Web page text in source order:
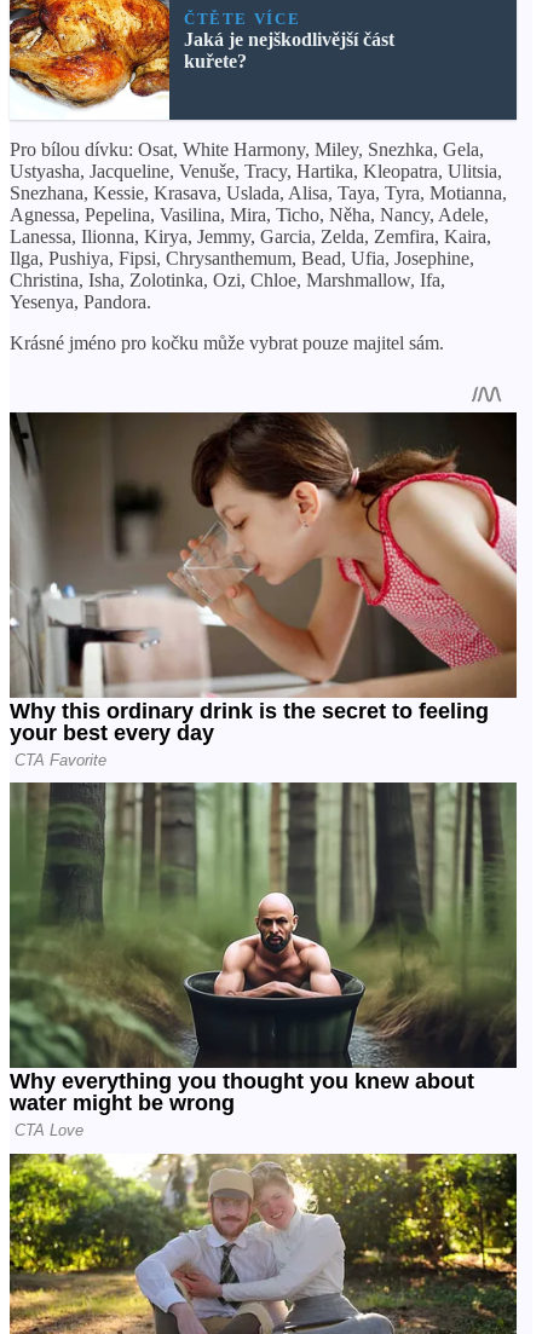
ČTĚTE VÍCE
Jaká je nejškodlivější část
kuřete?
Pro bílou dívku: Osat, White Harmony, Miley, Snezhka, Gela,
Ustyasha, Jacqueline, Venuše, Tracy, Hartika, Kleopatra, Ulitsia,
Snezhana, Kessie, Krasava, Uslada, Alisa, Taya, Tyra, Motianna,
Agnessa, Pepelina, Vasilina, Mira, Ticho, Něha, Nancy, Adele,
Lanessa, Ilionna, Kirya, Jemmy, Garcia, Zelda, Zemfira, Kaira,
Ilga, Pushiya, Fipsi, Chrysanthemum, Bead, Ufia, Josephine,
Christina, Isha, Zolotinka, Ozi, Chloe, Marshmallow, Ifa,
Yesenya, Pandora.
Krásné jméno pro kočku může vybrat pouze majitel sám.